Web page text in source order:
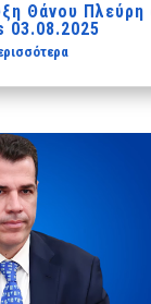
Θάνου Πλεύρη
03.08.2025